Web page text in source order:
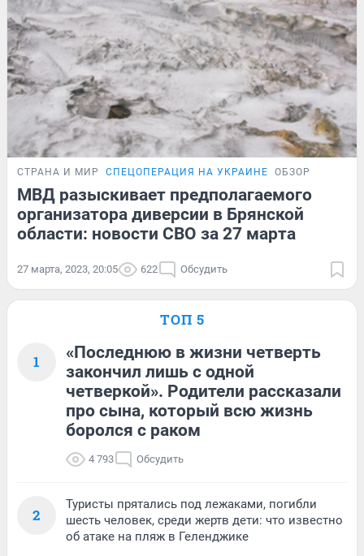
СТРАНА И МИР СПЕЦОПЕРАЦИЯ НА УКРАИНЕ ОБЗОР
МВД разыскивает предполагаемого
организатора диверсии в Брянской
области: новости СВО за 27 марта
27 марта, 2023, 20:05 622 Обсудить
ТОП 5
1
«Последнюю в жизни четверть
закончил лишь с одной
четверкой». Родители рассказали
про сына, который всю жизнь
боролся с раком
4 793 Обсудить
2
Туристы прятались под лежаками, погибли
шесть человек, среди жертв дети: что известно
об атаке на пляж в Геленджике